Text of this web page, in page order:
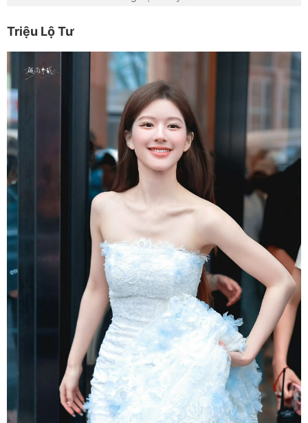
Triệu Lộ Tư